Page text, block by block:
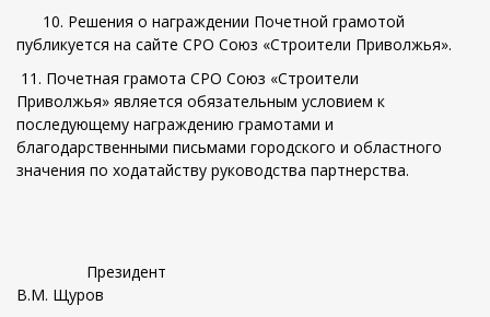
10. Решения о награждении Почетной грамотой
публикуется на сайте СРО Союз «Строители Приволжья».
11. Почетная грамота СРО Союз «Строители
Приволжья» является обязательным условием к
последующему награждению грамотами и
благодарственными письмами городского и областного
значения по ходатайству руководства партнерства.
Президент
В.М. Щуров